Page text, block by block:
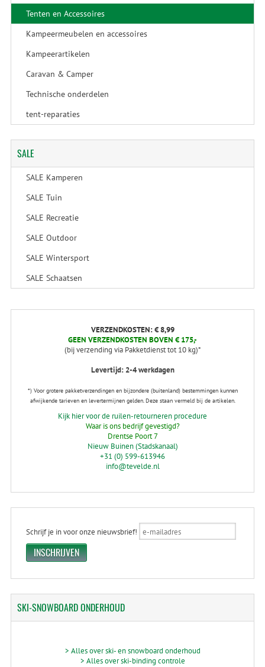
Tenten en Accessoires
Kampeermeubelen en accessoires
Kampeerartikelen
Caravan & Camper
Technische onderdelen
tent-reparaties
SALE
SALE Kamperen
SALE Tuin
SALE Recreatie
SALE Outdoor
SALE Wintersport
SALE Schaatsen
VERZENDKOSTEN: € 8,99
GEEN VERZENDKOSTEN BOVEN € 175,-
(bij verzending via Pakketdienst tot 10 kg)*
Levertijd: 2-4 werkdagen
*) Voor grotere pakketverzendingen en bijzondere (buitenland) bestemmingen kunnen
afwijkende tarieven en levertermijnen gelden. Deze staan vermeld bij de artikelen.
Kijk hier voor de ruilen-retourneren procedure
Waar is ons bedrijf gevestigd?
Drentse Poort 7
Nieuw Buinen (Stadskanaal)
+31 (0) 599-613946
info@tevelde.nl
Schrijf je in voor onze nieuwsbrief!
SKI-SNOWBOARDONDERHOUD
> Alles over ski- en snowboard onderhoud
> Alles over ski-binding controle